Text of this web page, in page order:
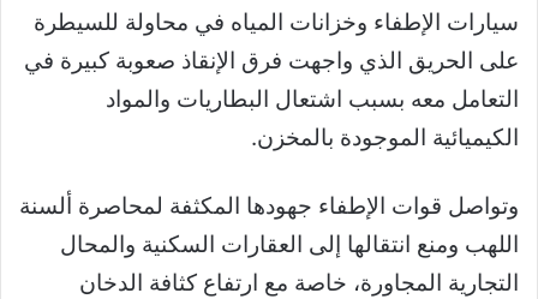
سيارات الإطفاء وخزانات المياه في محاولة للسيطرة
على الحريق الذي واجهت فرق الإنقاذ صعوبة كبيرة في
التعامل معه بسبب اشتعال البطاريات والمواد
الكيميائية الموجودة بالمخزن.
وتواصل قوات الإطفاء جهودها المكثفة لمحاصرة ألسنة
اللهب ومنع انتقالها إلى العقارات السكنية والمحال
التجارية المجاورة، خاصة مع ارتفاع كثافة الدخان